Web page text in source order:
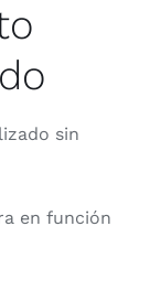
sin
en función